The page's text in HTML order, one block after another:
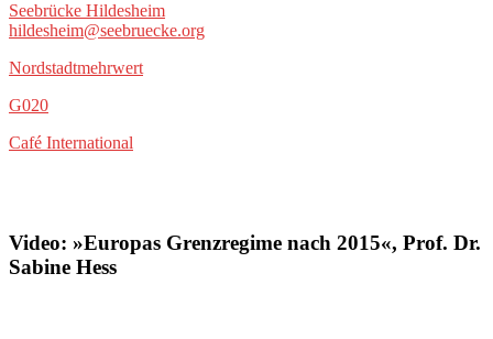
Seebrücke Hildesheim
hildesheim@seebruecke.org
Nordstadtmehrwert
G020
Café International
Video: »Europas Grenzregime nach 2015«, Prof. Dr.
Sabine Hess